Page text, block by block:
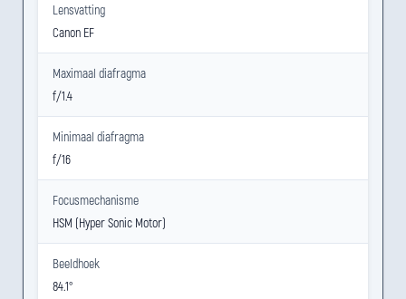
Lensvatting
Canon EF
Maximaal diafragma
f/1.4
Minimaal diafragma
f/16
Focusmechanisme
HSM (Hyper Sonic Motor)
Beeldhoek
84.1°